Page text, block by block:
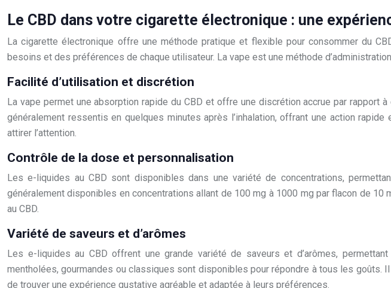
Le CBD dans votre cigarette électronique : une
La cigarette électronique offre une méthode pratique et flexible pour consommer du
besoins et des préférences de chaque utilisateur. La vape est une méthode
Facilité d’utilisation et discrétion
La vape permet une absorption rapide du CBD et offre une discrétion accrue par
généralement ressentis en quelques minutes après l’inhalation, offrant une action
attirer l’attention.
Contrôle de la dose et personnalisation
Les e-liquides au CBD sont disponibles dans une variété de concentrations,
généralement disponibles en concentrations allant de 100 mg à 1000 mg par flacon de
au CBD.
Variété de saveurs et d’arômes
Les e-liquides au CBD offrent une grande variété de saveurs et d’arômes,
mentholées, gourmandes ou classiques sont disponibles pour répondre à tous les goûts.
de trouver une expérience gustative agréable et adaptée à leurs préférences.